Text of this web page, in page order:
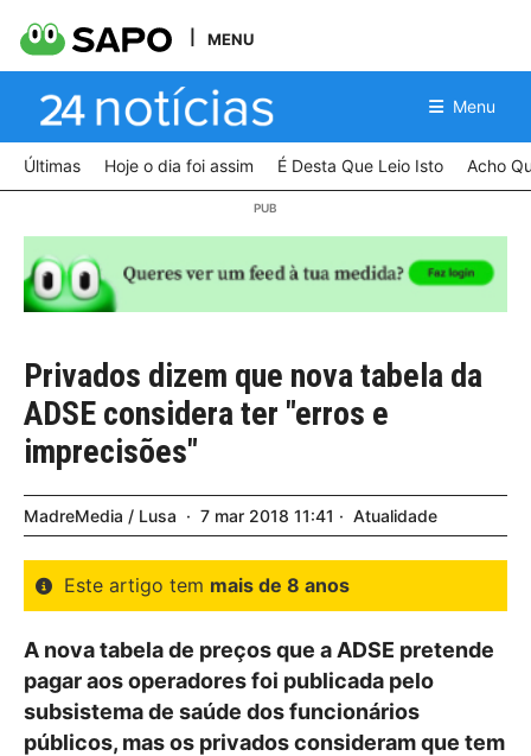
MENU
Menu
Últimas Hoje o dia foi assim É Desta Que Leio Isto Acho
Privados dizem que nova tabela da
ADSE considera ter "erros e
imprecisões"
MadreMedia / Lusa 7 mar 2018 11:41 Atualidade
Este artigo tem mais de 8 anos
A nova tabela de preços que a ADSE pretende
pagar aos operadores foi publicada pelo
subsistema de saúde dos funcionários
públicos, mas os privados consideram que tem